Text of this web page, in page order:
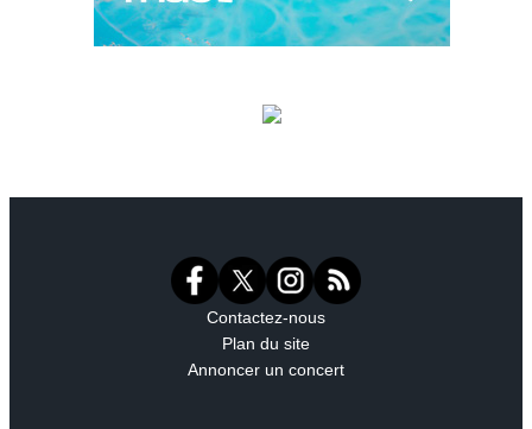
Contactez-nous
Plan du site
Annoncer un concert